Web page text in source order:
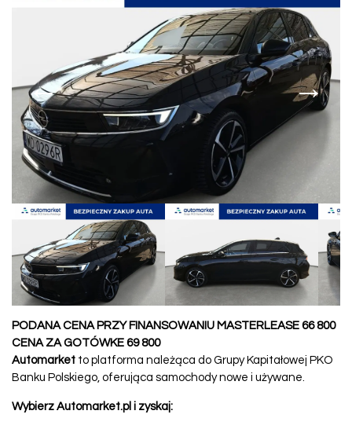
← →
PODANA CENA PRZY FINANSOWANIU MASTERLEASE 66 800
CENA ZA GOTÓWKE 69 800
Automarket to platforma należąca do Grupy Kapitałowej PKO
Banku Polskiego, oferująca samochody nowe i używane.
Wybierz Automarket.pl i zyskaj: